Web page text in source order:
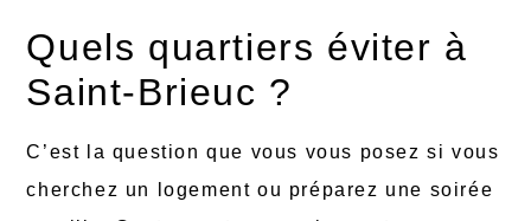
Quels quartiers éviter à
Saint-Brieuc ?
C’est la question que vous vous posez si vous
cherchez un logement ou préparez une soirée